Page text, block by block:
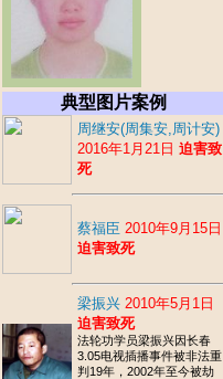
典型图片案例
周继安(周集安,周计安)
2016年1月21日 迫害致
死
蔡福臣 2010年9月15日
迫害致死
梁振兴 2010年5月1日
迫害致死
法轮功学员梁振兴因长春
3.05电视插播事件被非法重
判19年，2002年至今被劫